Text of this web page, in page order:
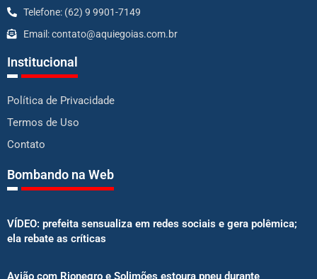
Telefone: (62) 9 9901-7149
Email: contato@aquiegoias.com.br
Institucional
Política de Privacidade
Termos de Uso
Contato
Bombando na Web
VÍDEO: prefeita sensualiza em redes sociais e gera polêmica;
ela rebate as críticas
Avião com Rionegro e Solimões estoura pneu durante